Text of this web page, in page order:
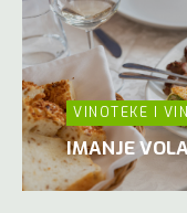
VINOTEKE I
IMANJE